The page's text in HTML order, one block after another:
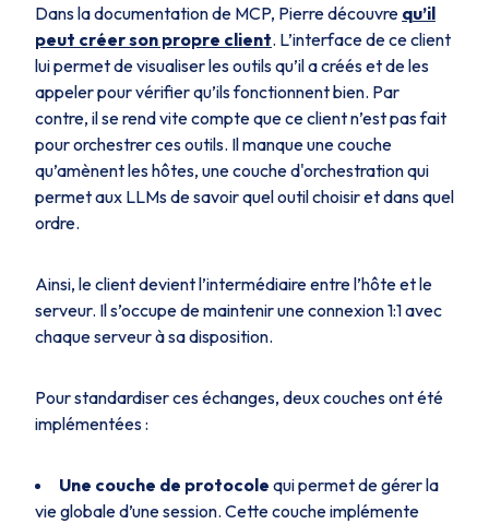
Dans la documentation de MCP, Pierre découvre qu’il
peut créer son propre client. L’interface de ce client
lui permet de visualiser les outils qu’il a créés et de les
appeler pour vérifier qu’ils fonctionnent bien. Par
contre, il se rend vite compte que ce client n’est pas fait
pour orchestrer ces outils. Il manque une couche
qu’amènent les hôtes, une couche d'orchestration qui
permet aux LLMs de savoir quel outil choisir et dans quel
ordre.
Ainsi, le client devient l’intermédiaire entre l’hôte et le
serveur. Il s’occupe de maintenir une connexion 1:1 avec
chaque serveur à sa disposition.
Pour standardiser ces échanges, deux couches ont été
implémentées :
Une couche de protocole qui permet de gérer la
vie globale d’une session. Cette couche implémente